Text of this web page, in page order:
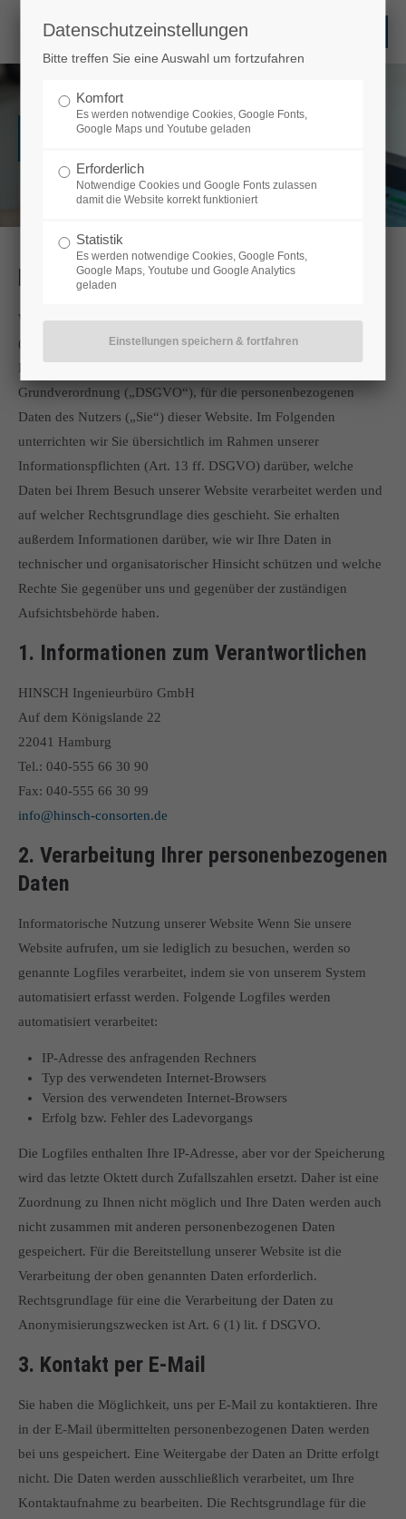
Login
Passwort
Anmelden
Support
Lorem ipsum dolor sit amet:
24h/ 365days
We offer support for our customers
Get in touch
Cybersteel Inc.
San Francisco, CA 94102
Have any questions?
+44 1234 567 890
About us
Aenean commodo ligula eget dolor. Aenean massa. Cum sociis
ridiculus mus. Donec quam felis, ultricies nec.
Datenschutz
Datenschutzerklärung
Wir als Betreiber der Website unterwww.hinsch-consorten.de
(auch „Website“) sind Verantwortlicher im Sinne des geltenden
Datenschutzrechts, insbesondere der Datenschutz-
Grundverordnung („DSGVO“), für die personenbezogenen
Daten des Nutzers („Sie“) dieser Website. Im Folgenden
unterrichten wir Sie übersichtlich im Rahmen unserer
Informationspflichten (Art. 13 ff. DSGVO) darüber, welche
Daten bei Ihrem Besuch unserer Website verarbeitet werden und
auf welcher Rechtsgrundlage dies geschieht. Sie erhalten
außerdem Informationen darüber, wie wir Ihre Daten in
technischer und organisatorischer Hinsicht schützen und welche
Rechte Sie gegenüber uns und gegenüber der zuständigen
Aufsichtsbehörde haben.
1. Informationen zum Verantwortlichen
HINSCH Ingenieurbüro GmbH
Auf dem Königslande 22
22041 Hamburg
Tel.: 040-555 66 30 90
Fax: 040-555 66 30 99
info@hinsch-consorten.de
2. Verarbeitung Ihrer personenbezogenen
Daten
Informatorische Nutzung unserer Website Wenn Sie unsere
Website aufrufen, um sie lediglich zu besuchen, werden so
genannte Logfiles verarbeitet, indem sie von unserem System
automatisiert erfasst werden. Folgende Logfiles werden
automatisiert verarbeitet:
IP-Adresse des anfragenden Rechners
Typ des verwendeten Internet-Browsers
Version des verwendeten Internet-Browsers
Erfolg bzw. Fehler des Ladevorgangs
Die Logfiles enthalten Ihre IP-Adresse, aber vor der Speicherung
wird das letzte Oktett durch Zufallszahlen ersetzt. Daher ist eine
Zuordnung zu Ihnen nicht möglich und Ihre Daten werden auch
nicht zusammen mit anderen personenbezogenen Daten
gespeichert. Für die Bereitstellung unserer Website ist die
Verarbeitung der oben genannten Daten erforderlich.
Rechtsgrundlage für eine die Verarbeitung der Daten zu
Anonymisierungszwecken ist Art. 6 (1) lit. f DSGVO.
3. Kontakt per E-Mail
Sie haben die Möglichkeit, uns per E-Mail zu kontaktieren. Ihre
in der E-Mail übermittelten personenbezogenen Daten werden
bei uns gespeichert. Eine Weitergabe der Daten an Dritte erfolgt
nicht. Die Daten werden ausschließlich verarbeitet, um Ihre
Kontaktaufnahme zu bearbeiten. Die Rechtsgrundlage für die
Datenschutzeinstellungen
Bitte treffen Sie eine Auswahl um fortzufahren
Komfort
Es werden notwendige Cookies, Google Fonts,
Google Maps und Youtube geladen
Erforderlich
Notwendige Cookies und Google Fonts zulassen
damit die Website korrekt funktioniert
Statistik
Es werden notwendige Cookies, Google Fonts,
Google Maps, Youtube und Google Analytics
geladen